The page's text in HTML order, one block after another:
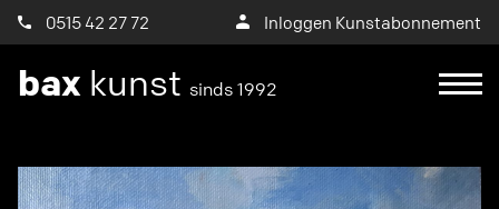
0515 42 27 72 Inloggen Kunstabonnement
bax kunst sinds 1992